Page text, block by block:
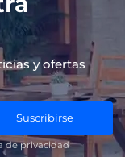
y ofertas
Suscribirse
de privacidad